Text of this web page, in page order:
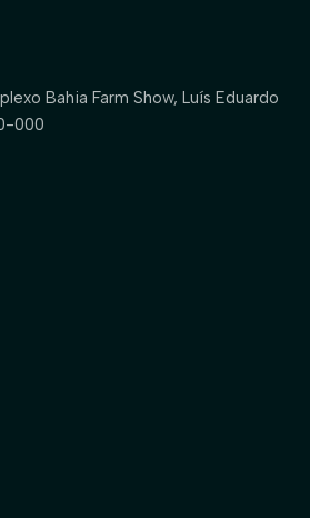
Bahia Farm Show, Luís Eduardo
000